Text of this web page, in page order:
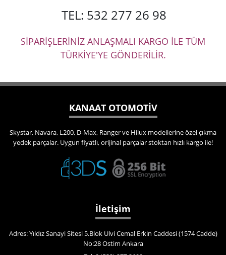
TEL: 532 277 26 98
SİPARİŞLERİNİZ ANLAŞMALI KARGO İLE TÜM
TÜRKİYE'YE GÖNDERİLİR.
KANAAT OTOMOTİV
Skystar, Navara, L200, D-Max, Ranger ve Hilux modellerine özel çıkma
yedek parçalar. Uygun fiyatlı, orijinal parçalar stoktan hızlı kargo ile!
İletişim
Adres: Yıldız Sanayi Sitesi 5.Blok Ulvi Cemal Erkin Caddesi (1574 Cadde)
No:28 Ostim Ankara